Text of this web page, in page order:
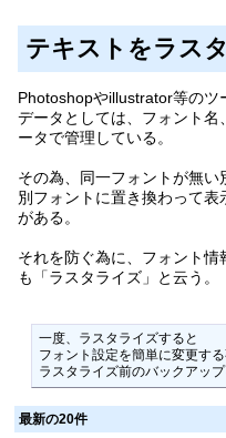
テキストをラス
Photoshopやillustrator等のツ
データとしては、フォント
ータで管理している。
その為、同一フォントが無い
別フォントに置き換わって表
がある。
それを防ぐ為に、フォント
も「ラスタライズ」と云う。
一度、ラスタライズすると
フォント設定を簡単に変更す
ラスタライズ前のバックアッ
最新の20件